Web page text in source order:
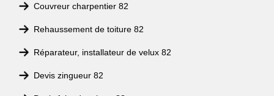
Couvreur charpentier 82
Rehaussement de toiture 82
Réparateur, installateur de velux 82
Devis zingueur 82